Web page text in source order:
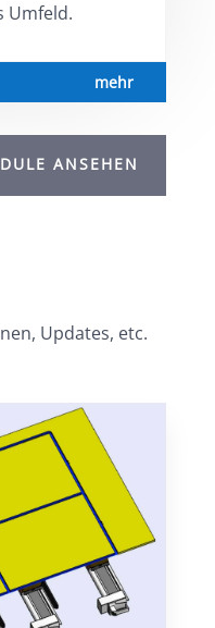
Umfeld.
mehr
ANSEHEN
Updates, etc.